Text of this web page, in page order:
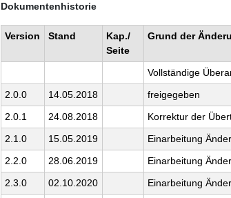
Dokumentenhistorie
Version Stand
Kap./
Seite
Grund der
Vollständige
2.0.0
14.05.2018 freigegeben
2.0.1
24.08.2018 Korrektur der
2.1.0
15.05.2019 Einarbeitung
2.2.0
28.06.2019 Einarbeitung
2.3.0
02.10.2020 Einarbeitung